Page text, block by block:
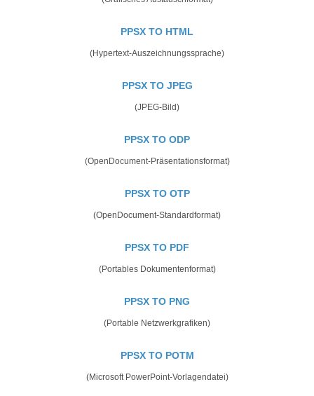
PPSX TO HTML
(Hypertext-Auszeichnungssprache)
PPSX TO JPEG
(JPEG-Bild)
PPSX TO ODP
(OpenDocument-Präsentationsformat)
PPSX TO OTP
(OpenDocument-Standardformat)
PPSX TO PDF
(Portables Dokumentenformat)
PPSX TO PNG
(Portable Netzwerkgrafiken)
PPSX TO POTM
(Microsoft PowerPoint-Vorlagendatei)